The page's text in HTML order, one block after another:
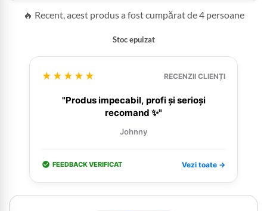
🔥 Recent, acest produs a fost cumpărat de 4 persoane
Stoc epuizat
★★★★★ RECENZII CLIENȚI
"Produs impecabil, profi și serioși
recomand ✨"
Johnny
FEEDBACK VERIFICAT Vezi toate →